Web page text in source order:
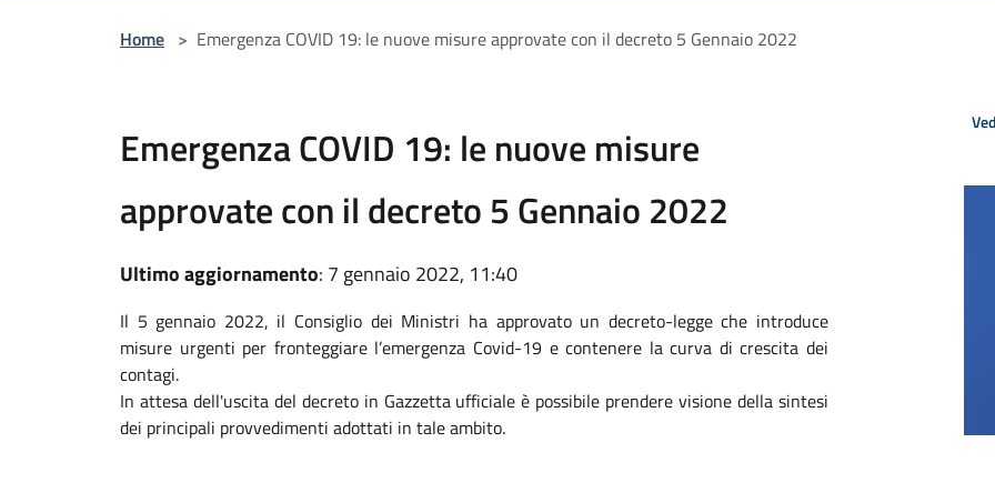
Home > Emergenza COVID 19: le nuove misure approvate con il decreto 5 Gennaio 2022
Emergenza COVID 19: le nuove misure
approvate con il decreto 5 Gennaio 2022
Ultimo aggiornamento: 7 gennaio 2022, 11:40
Il 5 gennaio 2022, il Consiglio dei Ministri ha approvato un decreto-legge che introduce
misure urgenti per fronteggiare l’emergenza Covid-19 e contenere la curva di crescita dei
contagi.
In attesa dell'uscita del decreto in Gazzetta ufficiale è possibile prendere visione della sintesi
dei principali provvedimenti adottati in tale ambito.